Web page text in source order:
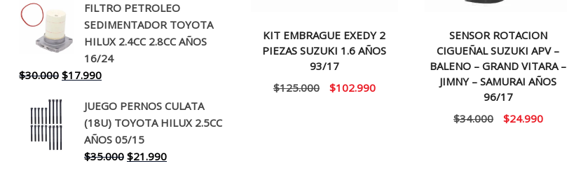
original
era:
$260.000.
actual
es:
$199.990.
FILTRO PETROLEO
SEDIMENTADOR TOYOTA
HILUX 2.4CC 2.8CC AÑOS
16/24
$30.000 El
original
era:
$30.000.
$17.990El
actual
es:
$17.990.
JUEGO PERNOS CULATA
(18U) TOYOTA HILUX 2.5CC
AÑOS 05/15
$35.000 El
$21.990El
KIT EMBRAGUE EXEDY 2
PIEZAS SUZUKI 1.6 AÑOS
93/17
$125.000
El
$102.990El
SENSOR ROTACION
CIGUEÑAL SUZUKI APV –
BALENO – GRAND VITARA –
JIMNY – SAMURAI AÑOS
96/17
$34.000
El
$24.990El